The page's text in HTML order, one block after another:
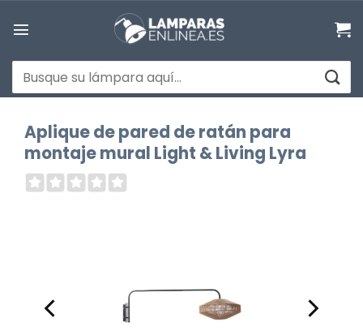
Buscar
por:
Aplique de pared de ratán para
montaje mural Light & Living Lyra